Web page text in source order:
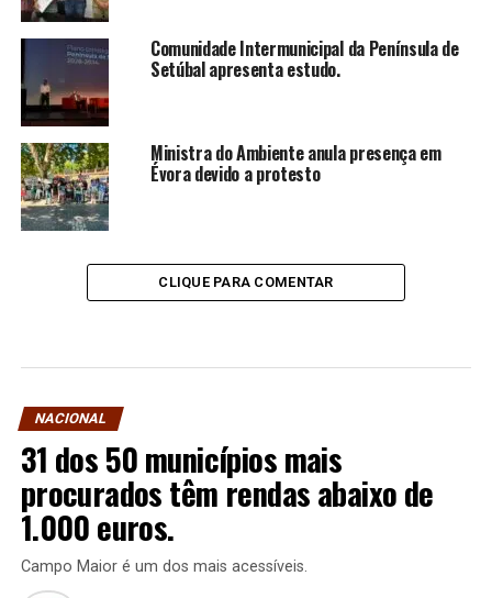
Comunidade Intermunicipal da Península de
Setúbal apresenta estudo.
Ministra do Ambiente anula presença em
Évora devido a protesto
CLIQUE PARA COMENTAR
NACIONAL
31 dos 50 municípios mais
procurados têm rendas abaixo de
1.000 euros.
Campo Maior é um dos mais acessíveis.